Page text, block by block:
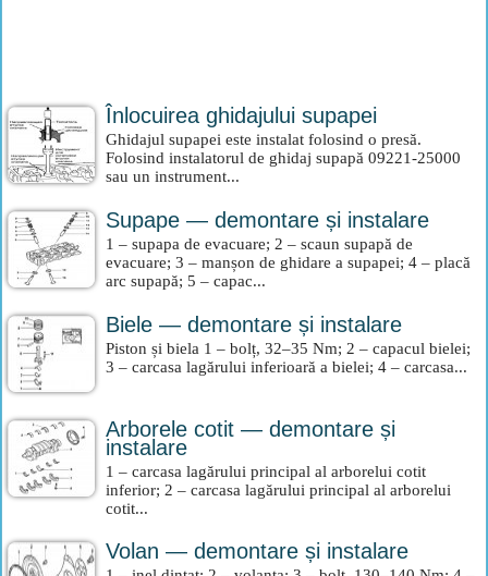
Înlocuirea ghidajului supapei
Ghidajul supapei este instalat folosind o presă.
Folosind instalatorul de ghidaj supapă 09221-25000
sau un instrument...
Supape — demontare și instalare
1 – supapa de evacuare; 2 – scaun supapă de
evacuare; 3 – manșon de ghidare a supapei; 4 – placă
arc supapă; 5 – capac...
Biele — demontare și instalare
Piston și biela 1 – bolț, 32–35 Nm; 2 – capacul bielei;
3 – carcasa lagărului inferioară a bielei; 4 – carcasa...
Arborele cotit — demontare și
instalare
1 – carcasa lagărului principal al arborelui cotit
inferior; 2 – carcasa lagărului principal al arborelui
cotit...
Volan — demontare și instalare